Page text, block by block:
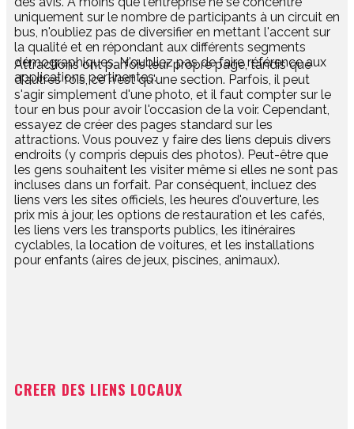
uniquement sur le nombre de participants à un circuit en
bus, n'oubliez pas de diversifier en mettant l'accent sur
la qualité et en répondant aux différents segments
démographiques. N'oubliez pas de faire référence aux
applications pertinentes.
​Attractions ont parfois leur propre page, tandis que
d'autres fois, ce n'est qu'une section. Parfois, il peut
s'agir simplement d'une photo, et il faut compter sur le
tour en bus pour avoir l'occasion de la voir. Cependant,
essayez de créer des pages standard sur les
attractions. Vous pouvez y faire des liens depuis divers
endroits (y compris depuis des photos). Peut-être que
les gens souhaitent les visiter même si elles ne sont pas
incluses dans un forfait. Par conséquent, incluez des
liens vers les sites officiels, les heures d'ouverture, les
prix mis à jour, les options de restauration et les cafés,
les liens vers les transports publics, les itinéraires
cyclables, la location de voitures, et les installations
pour enfants (aires de jeux, piscines, animaux).
CREER DES LIENS LOCAUX